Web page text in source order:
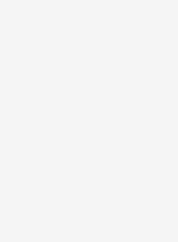
en verwijzen